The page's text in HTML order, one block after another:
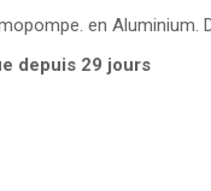
Support au sol pour
depuis 29 jours